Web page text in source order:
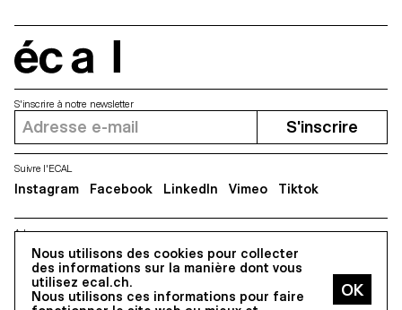
Nous utilisons des cookies pour collecter
des informations sur la manière dont vous
utilisez ecal.ch.
Nous utilisons ces informations pour faire
Adresse
5, avenue du Temple, CH-1020 Renens
S'inscrire à notre newsletter
S'inscrire
Suivre l'ECAL
Instagram Facebook LinkedIn Vimeo Tiktok
Tous droits réservés @2026